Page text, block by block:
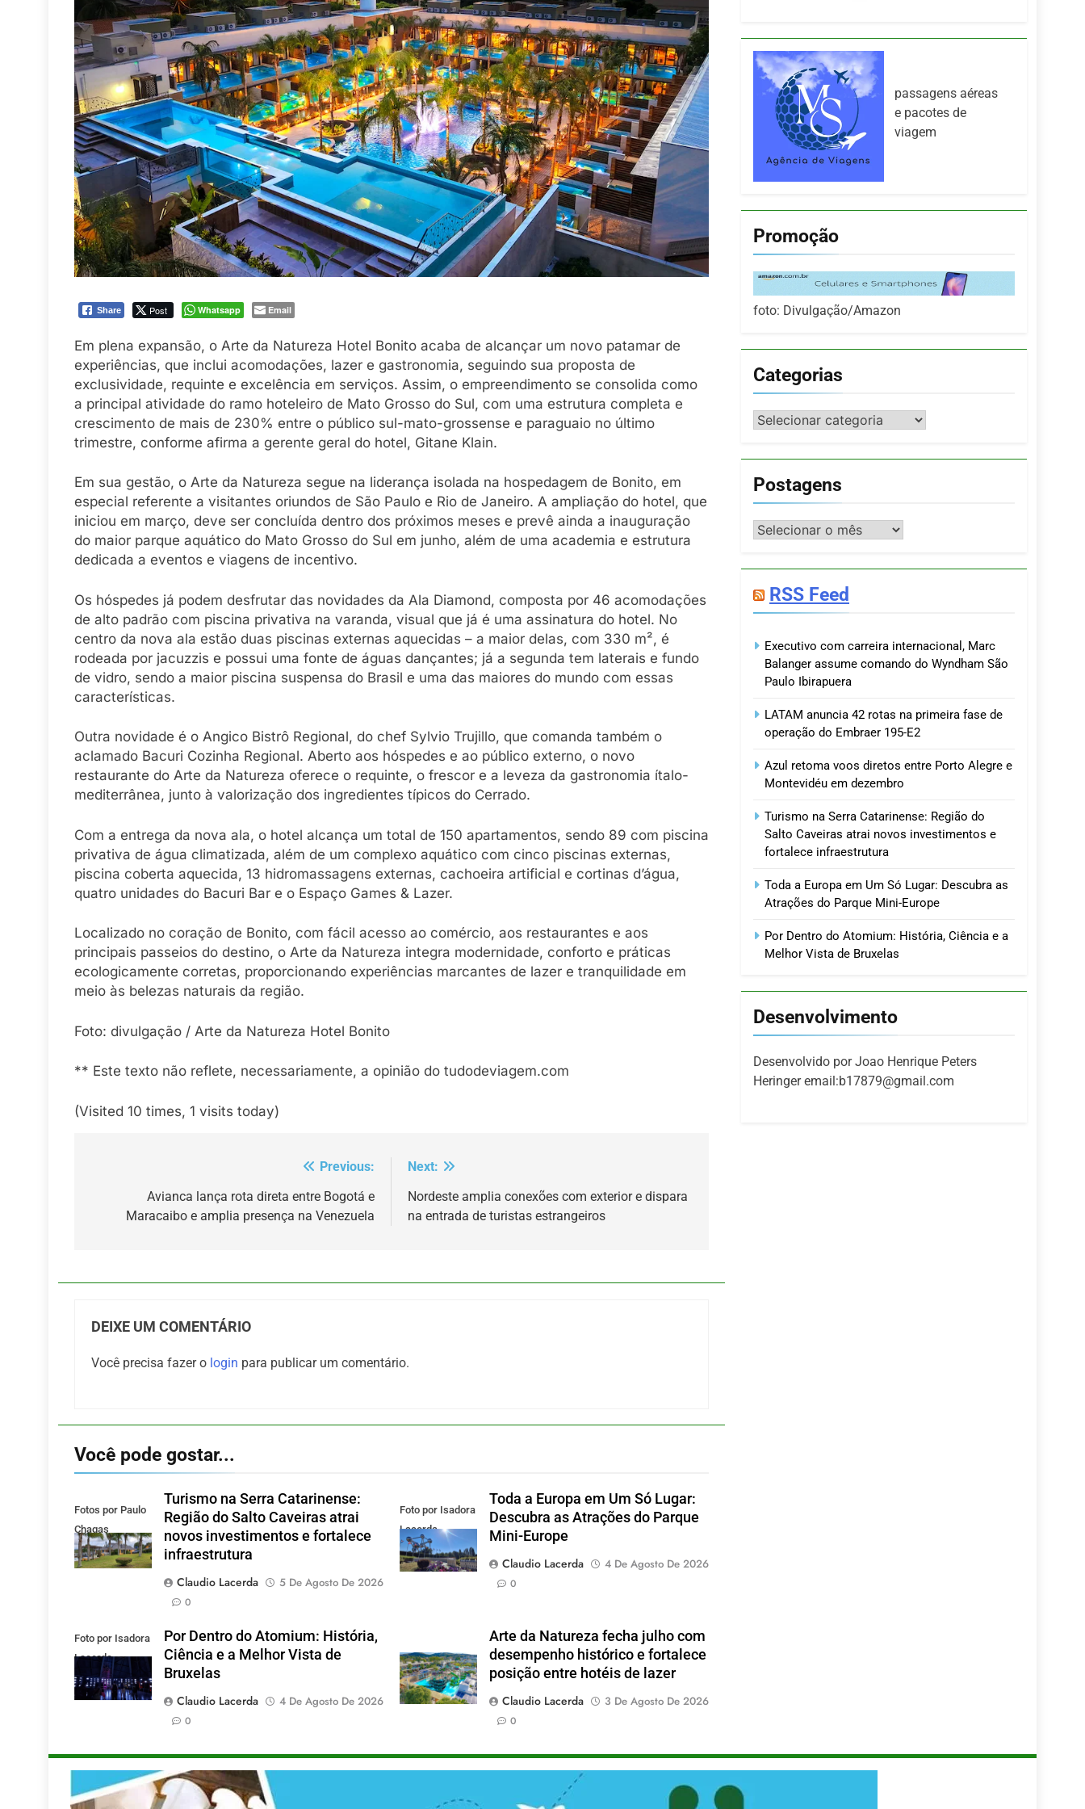
Share Post Whatsapp Email
Em plena expansão, o Arte da Natureza Hotel Bonito acaba de alcançar um novo patamar de
experiências, que inclui acomodações, lazer e gastronomia, seguindo sua proposta de
exclusividade, requinte e excelência em serviços. Assim, o empreendimento se consolida como
a principal atividade do ramo hoteleiro de Mato Grosso do Sul, com uma estrutura completa e
crescimento de mais de 230% entre o público sul-mato-grossense e paraguaio no último
trimestre, conforme afirma a gerente geral do hotel, Gitane Klain.
Em sua gestão, o Arte da Natureza segue na liderança isolada na hospedagem de Bonito, em
especial referente a visitantes oriundos de São Paulo e Rio de Janeiro. A ampliação do hotel, que
iniciou em março, deve ser concluída dentro dos próximos meses e prevê ainda a inauguração
do maior parque aquático do Mato Grosso do Sul em junho, além de uma academia e estrutura
dedicada a eventos e viagens de incentivo.
Os hóspedes já podem desfrutar das novidades da Ala Diamond, composta por 46 acomodações
de alto padrão com piscina privativa na varanda, visual que já é uma assinatura do hotel. No
centro da nova ala estão duas piscinas externas aquecidas – a maior delas, com 330 m², é
rodeada por jacuzzis e possui uma fonte de águas dançantes; já a segunda tem laterais e fundo
de vidro, sendo a maior piscina suspensa do Brasil e uma das maiores do mundo com essas
características.
Outra novidade é o Angico Bistrô Regional, do chef Sylvio Trujillo, que comanda também o
aclamado Bacuri Cozinha Regional. Aberto aos hóspedes e ao público externo, o novo
restaurante do Arte da Natureza oferece o requinte, o frescor e a leveza da gastronomia ítalo-
mediterrânea, junto à valorização dos ingredientes típicos do Cerrado.
Com a entrega da nova ala, o hotel alcança um total de 150 apartamentos, sendo 89 com piscina
privativa de água climatizada, além de um complexo aquático com cinco piscinas externas,
piscina coberta aquecida, 13 hidromassagens externas, cachoeira artificial e cortinas d’água,
quatro unidades do Bacuri Bar e o Espaço Games & Lazer.
Localizado no coração de Bonito, com fácil acesso ao comércio, aos restaurantes e aos
principais passeios do destino, o Arte da Natureza integra modernidade, conforto e práticas
ecologicamente corretas, proporcionando experiências marcantes de lazer e tranquilidade em
meio às belezas naturais da região.
Foto: divulgação / Arte da Natureza Hotel Bonito
** Este texto não reflete, necessariamente, a opinião do tudodeviagem.com
(Visited 10 times, 1 visits today)
Previous:
Avianca lança rota direta entre Bogotá e
Maracaibo e amplia presença na Venezuela
Next:
Nordeste amplia conexões com exterior e dispara
na entrada de turistas estrangeiros
DEIXE UM COMENTÁRIO
Você precisa fazer o login para publicar um comentário.
Você pode gostar...
Fotos por Paulo
Chagas
Turismo na Serra Catarinense:
Região do Salto Caveiras atrai
novos investimentos e fortalece
infraestrutura
Claudio Lacerda
5 De Agosto De 2026
0
Foto por Isadora
Lacerda
Toda a Europa em Um Só Lugar:
Descubra as Atrações do Parque
Mini-Europe
Claudio Lacerda
4 De Agosto De 2026
0
Foto por Isadora
Lacerda
Por Dentro do Atomium: História,
Ciência e a Melhor Vista de
Bruxelas
Claudio Lacerda
4 De Agosto De 2026
0
Arte da Natureza fecha julho com
desempenho histórico e fortalece
posição entre hotéis de lazer
Claudio Lacerda
3 De Agosto De 2026
0
passagens aéreas
e pacotes de
viagem
Promoção
foto: Divulgação/Amazon
Categorias
Categorias
Postagens
Postagens
RSS Feed
Executivo com carreira internacional, Marc
Balanger assume comando do Wyndham São
Paulo Ibirapuera
LATAM anuncia 42 rotas na primeira fase de
operação do Embraer 195-E2
Azul retoma voos diretos entre Porto Alegre e
Montevidéu em dezembro
Turismo na Serra Catarinense: Região do
Salto Caveiras atrai novos investimentos e
fortalece infraestrutura
Toda a Europa em Um Só Lugar: Descubra as
Atrações do Parque Mini-Europe
Por Dentro do Atomium: História, Ciência e a
Melhor Vista de Bruxelas
Desenvolvimento
Desenvolvido por Joao Henrique Peters
Heringer email:b17879@gmail.com